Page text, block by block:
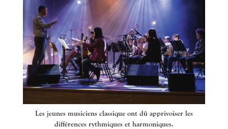
Les jeunes musiciens classique ont dû apprivoiser les
différences rythmiques et harmoniques.